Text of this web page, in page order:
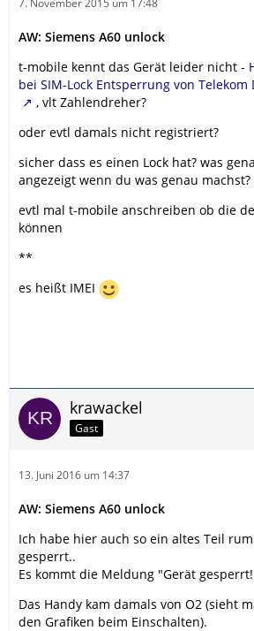
AW: Siemens A60 unlock
t-mobile kennt das Gerät leider nicht -
bei SIM-Lock Entsperrung von Telekom
, vlt Zahlendreher?
oder evtl damals nicht registriert?
sicher dass es einen Lock hat? was
angezeigt wenn du was genau machst?
evtl mal t-mobile anschreiben ob die
können
**
es heißt IMEI
krawackel
Gast
13. Juni 2016 um 14:37
AW: Siemens A60 unlock
Ich habe hier auch so ein altes Teil
gesperrt..
Es kommt die Meldung "Gerät gesperrt!
Das Handy kam damals von O2 (sieht
den Grafiken beim Einschalten).